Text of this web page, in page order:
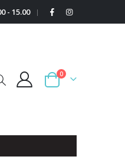
- 15.00 |
Cart
0